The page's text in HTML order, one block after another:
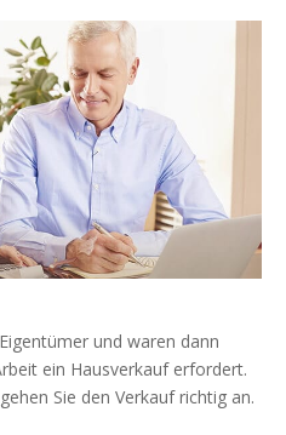
und waren dann
ein Hausverkauf erfordert.
Sie den Verkauf richtig an.